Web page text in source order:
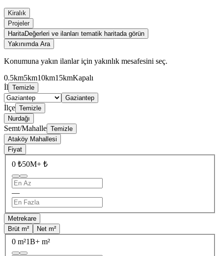
Kiralık
Projeler
HaritaDeğerleri ve ilanları tematik haritada görün
Yakınımda Ara
Konumuna yakın ilanlar için yakınlık mesafesini seç.
0.5km5km10km15kmKapalı
İl Temizle
Gaziantep
İlçe Temizle
Nurdağı
Semt/Mahalle Temizle
Ataköy Mahallesi
Fiyat
0 ₺50M+ ₺
—
Metrekare
Brüt m²
Net m²
0 m²1B+ m²